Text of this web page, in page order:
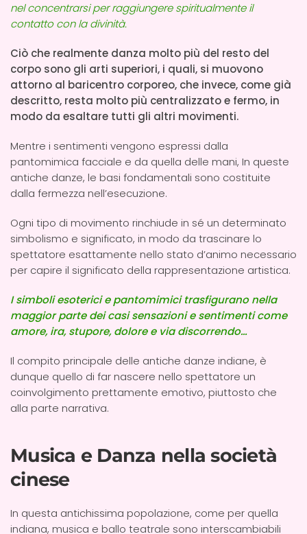
nel concentrarsi per raggiungere spiritualmente il
contatto con la divinità.
Ciò che realmente danza molto più del resto del
corpo sono gli arti superiori, i quali, si muovono
attorno al baricentro corporeo, che invece, come già
descritto, resta molto più centralizzato e fermo, in
modo da esaltare tutti gli altri movimenti.
Mentre i sentimenti vengono espressi dalla
pantomimica facciale e da quella delle mani, In queste
antiche danze, le basi fondamentali sono costituite
dalla fermezza nell’esecuzione.
Ogni tipo di movimento rinchiude in sé un determinato
simbolismo e significato, in modo da trascinare lo
spettatore esattamente nello stato d’animo necessario
per capire il significato della rappresentazione artistica.
I simboli esoterici e pantomimici trasfigurano nella
maggior parte dei casi sensazioni e sentimenti come
amore, ira, stupore, dolore e via discorrendo…
Il compito principale delle antiche danze indiane, è
dunque quello di far nascere nello spettatore un
coinvolgimento prettamente emotivo, piuttosto che
alla parte narrativa.
Musica e Danza nella società
cinese
In questa antichissima popolazione, come per quella
indiana, musica e ballo teatrale sono interscambiabili